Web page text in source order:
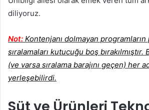
diliyoruz.
Not: Kontenjanı dolmayan programların
sıralamaları kutucuğu boş bırakılmıştır.
(ve varsa sıralama barajını geçen) her
yerleşebilirdi.
Süt ve Ürünleri